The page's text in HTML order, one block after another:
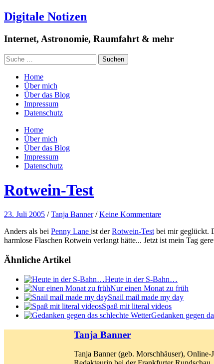
Digitale Notizen
Internet, Astronomie, Raumfahrt & mehr
Home
Über mich
Über das Blog
Impressum
Datenschutz
Home
Über mich
Über das Blog
Impressum
Datenschutz
Rotwein-Test
23. Juli 2005 /Tanja Banner /Keine Kommentare
Anders als bei Penny Lane ist derRotwein-Testbei mir geglückt.
harmlose Flaschen Rotwein verlangt hätte... Jetzt ist mein Tag
Ähnliche Artikel
Heute in der S-Bahn…
Nur einen Monat zu früh
Snail mail made my day
Spaß mit literal videos
Gedanken gegen
Tanja Banner
Tanja Banner (geb. Morschhäuser),